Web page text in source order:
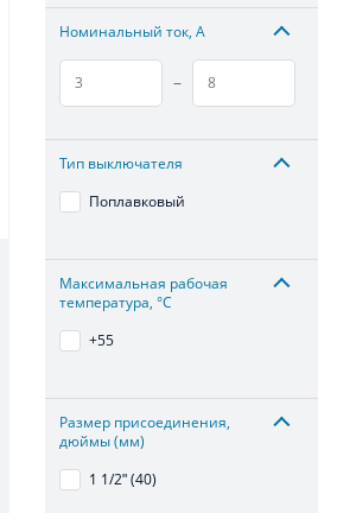
Номинальный ток, А
–
Тип выключателя
Поплавковый
Максимальная рабочая
температура, °С
+55
Размер присоединения,
дюймы (мм)
1 1/2ʺ (40)